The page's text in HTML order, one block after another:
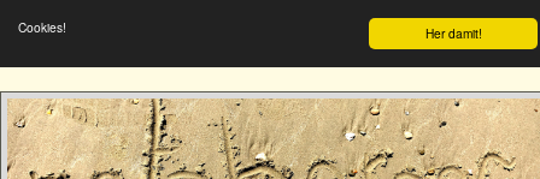
Her damit!
Cookies!